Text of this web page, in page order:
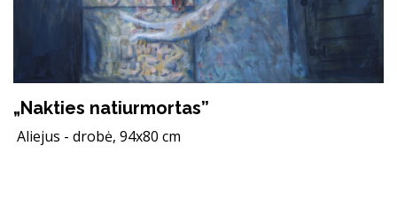
„Nakties natiurmortas”
Aliejus - drobė, 94x80 cm